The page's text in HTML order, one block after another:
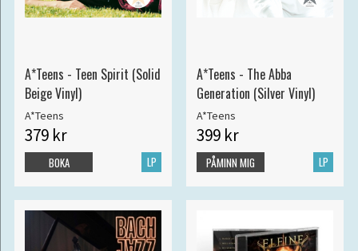
A*Teens - Teen Spirit (Solid
Beige Vinyl)
A*Teens
379 kr
LP
BOKA
A*Teens - The Abba
Generation (Silver Vinyl)
A*Teens
399 kr
LP
PÅMINN MIG